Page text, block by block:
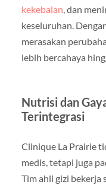
kekebalan, dan
keseluruhan.
merasakan
lebih bercahaya
Nutrisi dan
Terintegrasi
Clinique La Prairie
medis, tetapi juga
Tim ahli gizi bekerja